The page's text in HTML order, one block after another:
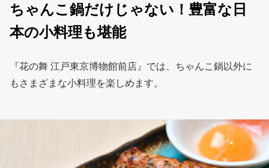
ちゃんこ鍋だけじゃない！豊富な日
本の小料理も堪能
『花の舞 江戸東京博物館前店』では、ちゃんこ鍋以外に
もさまざまな小料理を楽しめます。